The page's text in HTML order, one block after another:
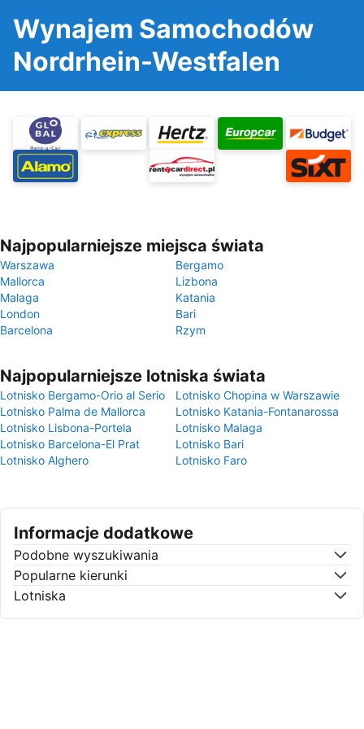
Wynajem Samochodów
Nordrhein-Westfalen
Najpopularniejsze miejsca świata
Warszawa
Bergamo
Mallorca
Lizbona
Malaga
Katania
London
Bari
Barcelona
Rzym
Najpopularniejsze lotniska świata
Lotnisko Bergamo-Orio al Serio
Lotnisko Chopina w Warszawie
Lotnisko Palma de Mallorca
Lotnisko Katania-Fontanarossa
Lotnisko Lisbona-Portela
Lotnisko Malaga
Lotnisko Barcelona-El Prat
Lotnisko Bari
Lotnisko Alghero
Lotnisko Faro
Informacje dodatkowe
Podobne wyszukiwania
Popularne kierunki
Lotniska